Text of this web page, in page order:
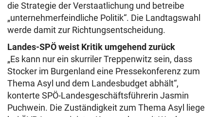
die Strategie der Verstaatlichung und betreibe
„unternehmerfeindliche Politik“. Die Landtagswahl
werde damit zur Richtungsentscheidung.
Landes-SPÖ weist Kritik umgehend zurück
„Es kann nur ein skurriler Treppenwitz sein, dass
Stocker im Burgenland eine Pressekonferenz zum
Thema Asyl und dem Landesbudget abhält“,
konterte SPÖ-Landesgeschäftsführerin Jasmin
Puchwein. Die Zuständigkeit zum Thema Asyl liege